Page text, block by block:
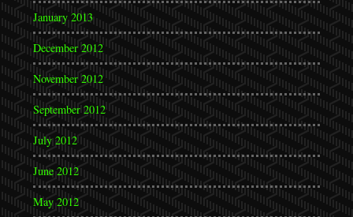
January 2013
December 2012
November 2012
September 2012
July 2012
June 2012
May 2012